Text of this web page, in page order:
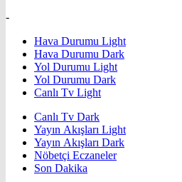
-
Hava Durumu Light
Hava Durumu Dark
Yol Durumu Light
Yol Durumu Dark
Canlı Tv Light
Canlı Tv Dark
Yayın Akışları Light
Yayın Akışları Dark
Nöbetçi Eczaneler
Son Dakika